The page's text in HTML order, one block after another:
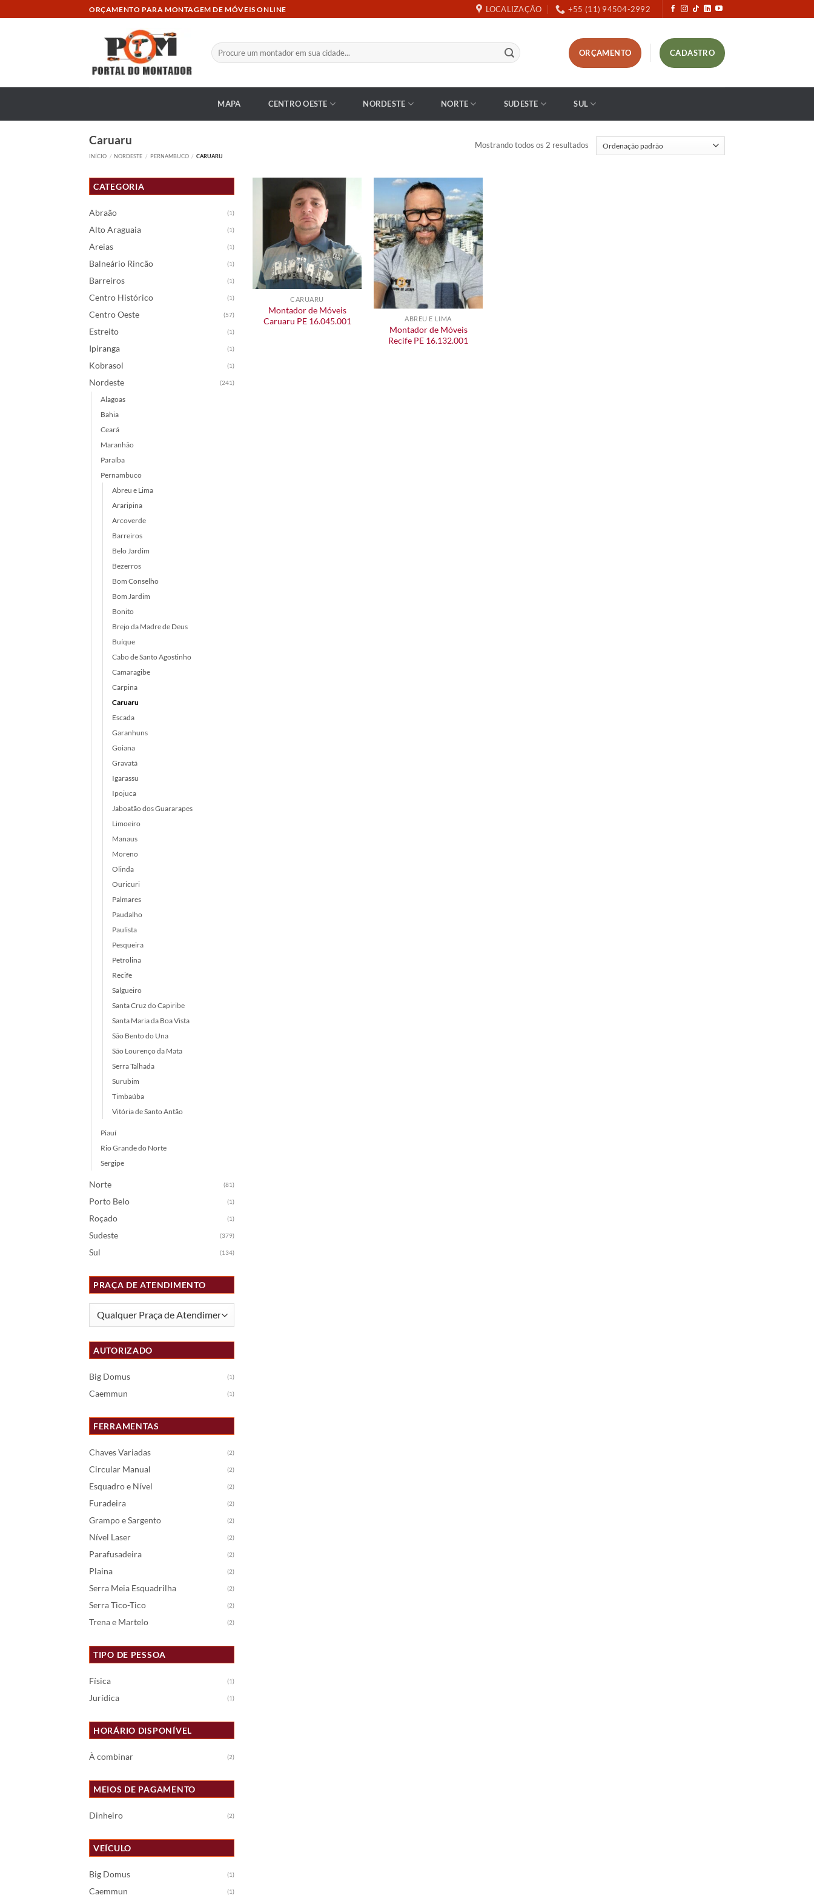
to
ORÇAMENTO PARA MONTAGEM DE MÓVEIS ONLINE LOCALIZAÇÃO +55 (11) 94504-2992
Pesquisar
por:
ORÇAMENTO CADASTRO
MAPA CENTRO OESTE NORDESTE NORTE SUDESTE SUL
Caruaru
INÍCIO / NORDESTE / PERNAMBUCO / CARUARU
Mostrando todos os 2 resultados
CATEGORIA
Abraão (1)
Alto Araguaia (1)
Areias (1)
Balneário Rincão (1)
Barreiros (1)
Centro Histórico (1)
Centro Oeste (57)
Estreito (1)
Ipiranga (1)
Kobrasol (1)
Nordeste (241)
Alagoas
Bahia
Ceará
Maranhão
Paraíba
Pernambuco
Abreu e Lima
Araripina
Arcoverde
Barreiros
Belo Jardim
Bezerros
Bom Conselho
Bom Jardim
Bonito
Brejo da Madre de Deus
Buíque
Cabo de Santo Agostinho
Camaragibe
Carpina
Caruaru
Escada
Garanhuns
Goiana
Gravatá
Igarassu
Ipojuca
Jaboatão dos Guararapes
Limoeiro
Manaus
Moreno
Olinda
Ouricuri
Palmares
Paudalho
Paulista
Pesqueira
Petrolina
Recife
Salgueiro
Santa Cruz do Capiribe
Santa Maria da Boa Vista
São Bento do Una
São Lourenço da Mata
Serra Talhada
Surubim
Timbaúba
Vitória de Santo Antão
Piauí
Rio Grande do Norte
Sergipe
Norte (81)
Porto Belo (1)
Roçado (1)
Sudeste (379)
Sul (134)
PRAÇA DE ATENDIMENTO
AUTORIZADO
Big Domus (1)
Caemmun (1)
FERRAMENTAS
Chaves Variadas (2)
Circular Manual (2)
Esquadro e Nível (2)
Furadeira (2)
Grampo e Sargento (2)
Nível Laser (2)
Parafusadeira (2)
Plaina (2)
Serra Meia Esquadrilha (2)
Serra Tico-Tico (2)
Trena e Martelo (2)
TIPO DE PESSOA
Física (1)
Jurídica (1)
HORÁRIO DISPONÍVEL
À combinar (2)
MEIOS DE PAGAMENTO
Dinheiro (2)
VEÍCULO
Big Domus (1)
Caemmun (1)
CARUARU
Montador de Móveis
Caruaru PE 16.045.001
ABREU E LIMA
Montador de Móveis
Recife PE 16.132.001